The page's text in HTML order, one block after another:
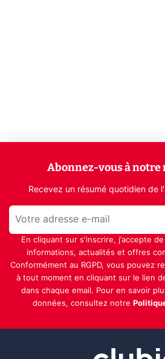
Abonnez-vous à notre
Recevez un résumé quotidien de
En cliquant sur s'inscrire, j’accepte
informations, actualités et offres
Conformément au RGPD, vous pouvez
à tout moment en cliquant sur le lien
dans chaque email. Pour en savoir
données, consultez notre